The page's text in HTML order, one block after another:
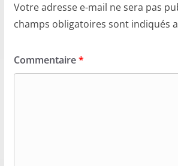
Votre adresse e-mail ne sera pas
champs obligatoires sont indiqués
Commentaire*